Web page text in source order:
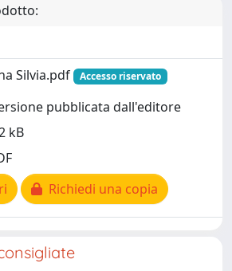
Silvia.pdf
Accesso riservato
pubblicata dall'editore
kB
Richiedi una copia